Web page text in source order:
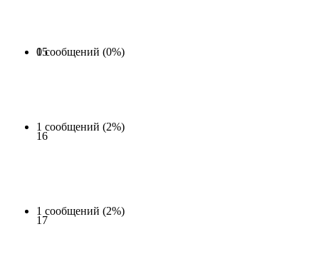
0 сообщений (0%)
15
1 сообщений (2%)
16
1 сообщений (2%)
17